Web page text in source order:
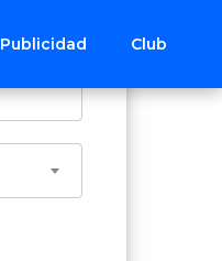
Publicidad Club